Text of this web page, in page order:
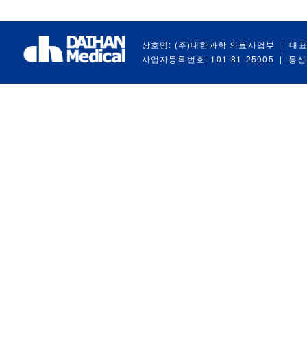
상호명: (주)대한과학 의료사업부 |
대
사업자등록번호: 101-81-25905
| 통